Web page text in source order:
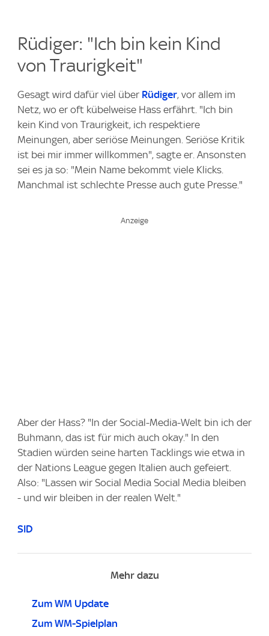
Rüdiger: "Ich bin kein Kind
von Traurigkeit"
Gesagt wird dafür viel über Rüdiger, vor allem im
Netz, wo er oft kübelweise Hass erfährt. "Ich bin
kein Kind von Traurigkeit, ich respektiere
Meinungen, aber seriöse Meinungen. Seriöse Kritik
ist bei mir immer willkommen", sagte er. Ansonsten
sei es ja so: "Mein Name bekommt viele Klicks.
Manchmal ist schlechte Presse auch gute Presse."
Aber der Hass? "In der Social-Media-Welt bin ich der
Buhmann, das ist für mich auch okay." In den
Stadien würden seine harten Tacklings wie etwa in
der Nations League gegen Italien auch gefeiert.
Also: "Lassen wir Social Media Social Media bleiben
- und wir bleiben in der realen Welt."
SID
Mehr dazu
Zum WM Update
Zum WM-Spielplan